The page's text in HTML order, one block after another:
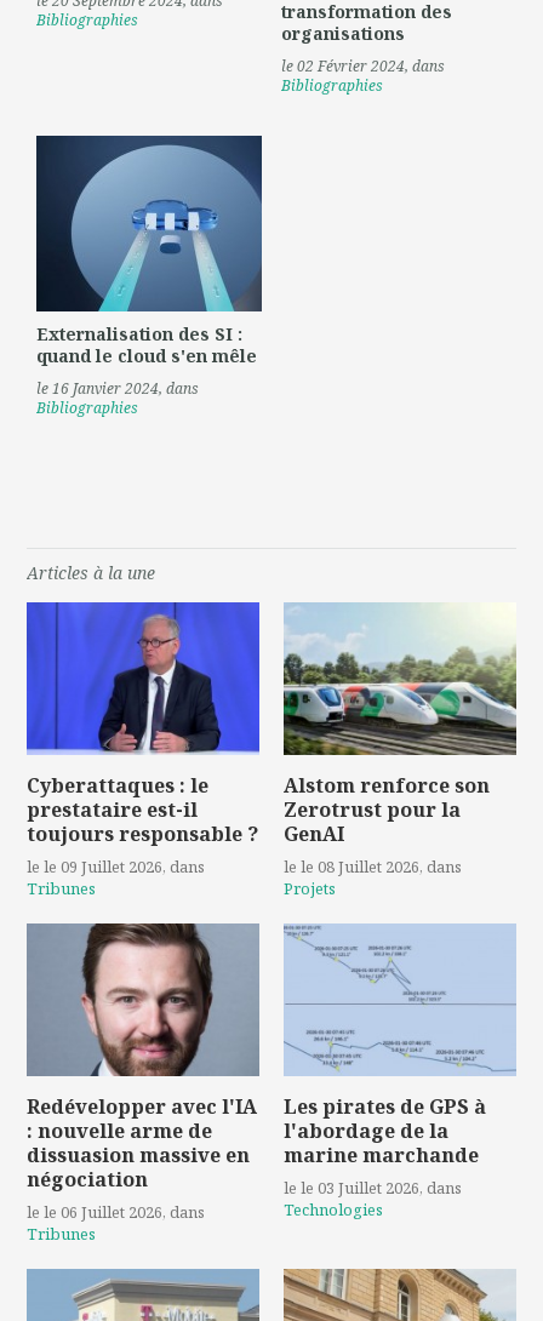
Bibliographies
transformation des
organisations
le 02 Février 2024, dans
Bibliographies
Externalisation des SI :
quand le cloud s'en mêle
le 16 Janvier 2024, dans
Bibliographies
Articles à la une
Cyberattaques : le
prestataire est-il
toujours responsable ?
le le 09 Juillet 2026, dans
Tribunes
Alstom renforce son
Zerotrust pour la
GenAI
le le 08 Juillet 2026, dans
Projets
Redévelopper avec l'IA
: nouvelle arme de
dissuasion massive en
négociation
le le 06 Juillet 2026, dans
Tribunes
Les pirates de GPS à
l'abordage de la
marine marchande
le le 03 Juillet 2026, dans
Technologies